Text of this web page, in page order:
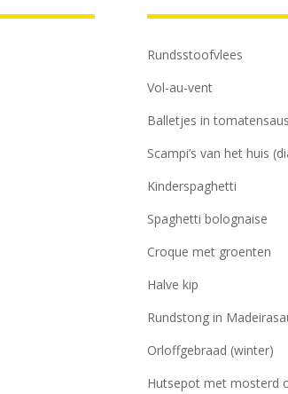
Rundsstoofvlees
Vol-au-vent
Balletjes in tomatensaus
Scampi’s van het huis
Kinderspaghetti
Spaghetti bolognaise
Croque met groenten
Halve kip
Rundstong in
Orloffgebraad (winter)
Hutsepot met mosterd